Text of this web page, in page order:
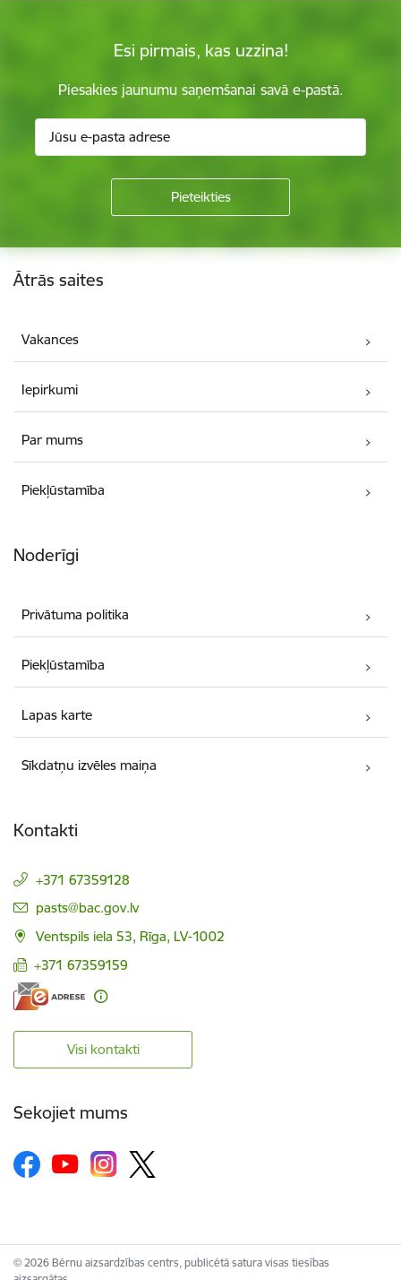
Esi pirmais, kas uzzina!
Piesakies jaunumu saņemšanai savā e-pastā.
Kājene
Ātrās saites
Vakances
Iepirkumi
Par mums
Piekļūstamība
Noderīgi
Privātuma politika
Piekļūstamība
Lapas karte
Sīkdatņu izvēles maiņa
Kontakti
+371 67359128
E-pasts:
pasts@bac.gov.lv
Ventspils iela 53, Rīga, LV-1002
+371 67359159
Visi kontakti
Sekojiet mums
© 2026 Bērnu aizsardzības centrs, publicētā satura visas tiesības